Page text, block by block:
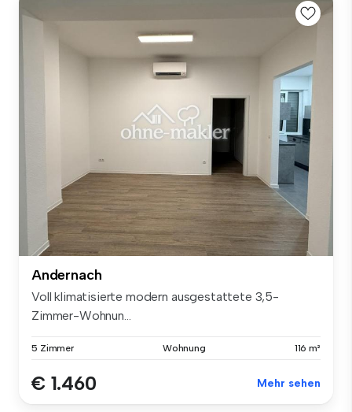
Andernach
Voll klimatisierte modern ausgestattete 3,5-
Zimmer-Wohnun...
5 Zimmer Wohnung 116 m²
€ 1.460 Mehr sehen